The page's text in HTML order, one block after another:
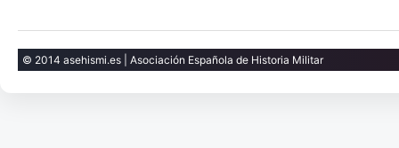
© 2014 asehismi.es | Asociación Española de Historia Militar